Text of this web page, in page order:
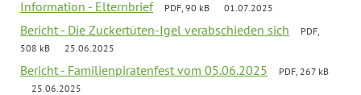
Information - Elternbrief PDF, 90 kB 01.07.2025
Bericht - Die Zuckertüten-Igel verabschieden sich
PDF,
508 kB
25.06.2025
Bericht - Familienpiratenfest vom 05.06.2025
PDF, 267 kB
25.06.2025